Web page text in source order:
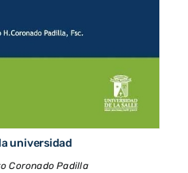
universidad
Coronado Padilla